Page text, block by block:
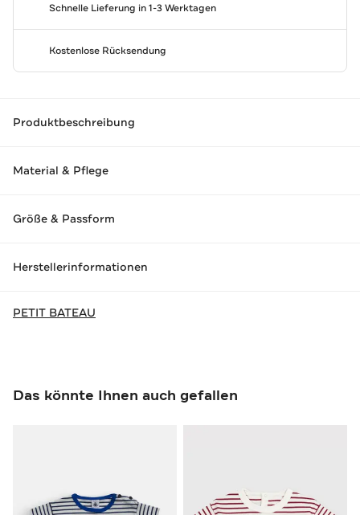
Schnelle Lieferung in 1-3 Werktagen
Kostenlose Rücksendung
Produktbeschreibung
Material & Pflege
Größe & Passform
Herstellerinformationen
PETIT BATEAU
Das könnte Ihnen auch gefallen